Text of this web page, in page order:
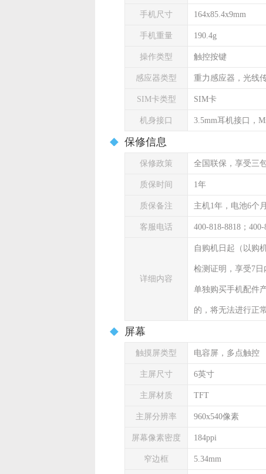
手机尺寸 164x85.4x9mm
手机重量 190.4g
操作类型 触控按键
感应器类型 重力感应器，光线
SIM卡类型 SIM卡
机身接口 3.5mm耳机接口，
保修信息
保修政策 全国联保，享受三
质保时间 1年
质保备注 主机1年，电池6个
客服电话 400-818-8818；400-
详细内容
自购机日起（以购
检测证明，享受7日
单独购买手机配件
的，将无法进行正
屏幕
触摸屏类型 电容屏，多点触控
主屏尺寸 6英寸
主屏材质 TFT
主屏分辨率 960x540像素
屏幕像素密度 184ppi
窄边框 5.34mm